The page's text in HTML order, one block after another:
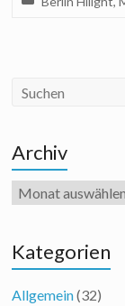
Archiv
Archiv
Kategorien
Allgemein(32)